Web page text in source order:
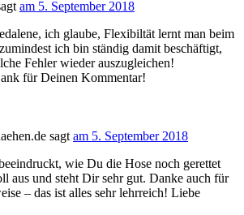
am 5. September 2018
ich glaube, Flexibiltät lernt man beim
ich bin ständig damit beschäftigt,
Fehler wieder auszugleichen!
für Deinen Kommentar!
sagt am 5. September 2018
wie Du die Hose noch gerettet
aus und steht Dir sehr gut. Danke auch für
– das ist alles sehr lehrreich! Liebe